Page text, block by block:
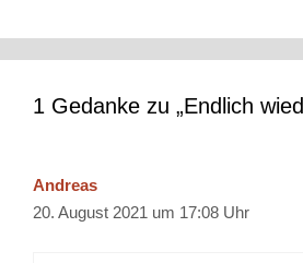
1 Gedanke zu „Endlich
Andreas
20. August 2021 um 17:08 Uhr